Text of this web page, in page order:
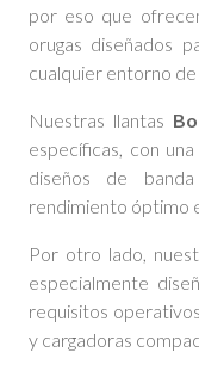
por eso que
orugas diseñados
cualquier entorno
Nuestras llantas
específicas, con
diseños de
rendimiento óptimo
Por otro lado,
especialmente
requisitos
y cargadoras